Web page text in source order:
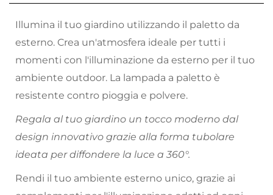
Illumina il tuo giardino utilizzando il paletto da
esterno. Crea un'atmosfera ideale per tutti i
momenti con l'illuminazione da esterno per il tuo
ambiente outdoor. La lampada a paletto è
resistente contro pioggia e polvere.
Regala al tuo giardino un tocco moderno dal
design innovativo grazie alla forma tubolare
ideata per diffondere la luce a 360°.
Rendi il tuo ambiente esterno unico, grazie ai